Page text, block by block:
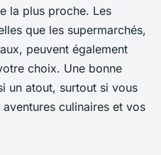
la plus proche. Les
que les supermarchés,
peuvent également
choix. Une bonne
un atout, surtout si vous
culinaires et vos